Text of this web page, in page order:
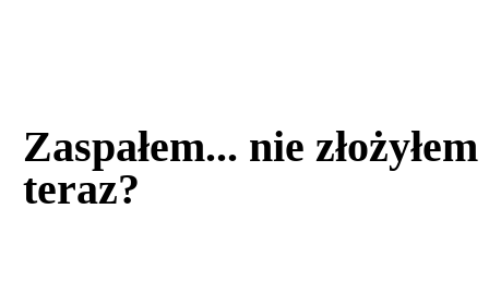
Zaspałem... nie
teraz?